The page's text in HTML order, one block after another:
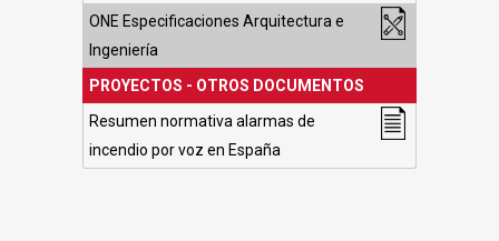
ONE Especificaciones Arquitectura e
Ingeniería
PROYECTOS - OTROS DOCUMENTOS
Resumen normativa alarmas de
incendio por voz en España